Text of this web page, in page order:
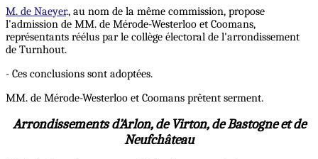
M. de Naeyer., au nom de la même commission, propose
l'admission de MM. de Mérode-Westerloo et Coomans,
représentants réélus par le collège électoral de l'arrondissement
de Turnhout.
- Ces conclusions sont adoptées.
MM. de Mérode-Westerloo et Coomans prêtent serment.
Arrondissements d’Arlon, de Virton, de Bastogne et de
Neufchâteau